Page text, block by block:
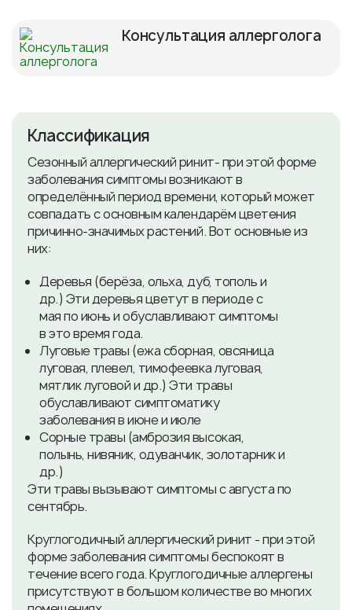
Консультация аллерголога
Классификация
Сезонный аллергический ринит- при этой форме
заболевания симптомы возникают в
определённый период времени, который может
совпадать с основным календарём цветения
причинно-значимых растений. Вот основные из
них:
Деревья (берёза, ольха, дуб, тополь и
др.) Эти деревья цветут в периоде с
мая по июнь и обуславливают симптомы
в это время года.
Луговые травы (ежа сборная, овсяница
луговая, плевел, тимофеевка луговая,
мятлик луговой и др.) Эти травы
обуславливают симптоматику
заболевания в июне и июле
Сорные травы (амброзия высокая,
полынь, нивяник, одуванчик, золотарник и
др.)
Эти травы вызывают симптомы с августа по
сентябрь.
Круглогодичный аллергический ринит - при этой
форме заболевания симптомы беспокоят в
течение всего года. Круглогодичные аллергены
присутствуют в большом количестве во многих